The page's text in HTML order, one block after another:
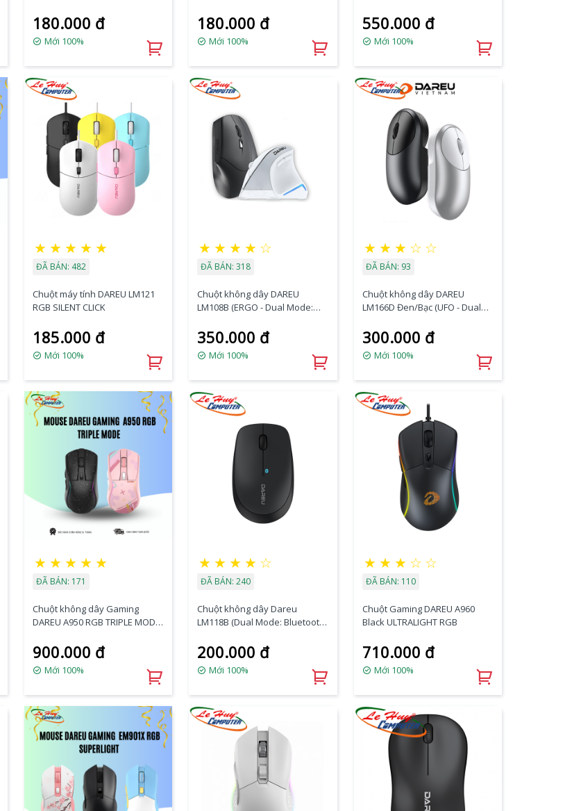
180.000 đ
Mới 100%
180.000 đ
Mới 100%
550.000 đ
Mới 100%
★ ★ ★ ★ ★
ĐÃ BÁN: 482
Chuột máy tính DAREU LM121
RGB SILENT CLICK
185.000 đ
Mới 100%
★ ★ ★ ★ ☆
ĐÃ BÁN: 318
Chuột không dây DAREU
LM108B (ERGO - Dual Mode:
350.000 đ
Mới 100%
★ ★ ★ ☆ ☆
ĐÃ BÁN: 93
Chuột không dây DAREU
LM166D Đen/Bạc (UFO - Dual
300.000 đ
Mới 100%
★ ★ ★ ★ ★
ĐÃ BÁN: 171
Chuột không dây Gaming
DAREU A950 RGB TRIPLE MODE
900.000 đ
Mới 100%
★ ★ ★ ★ ☆
ĐÃ BÁN: 240
Chuột không dây Dareu
LM118B (Dual Mode: Bluetooth
200.000 đ
Mới 100%
★ ★ ★ ☆ ☆
ĐÃ BÁN: 110
Chuột Gaming DAREU A960
Black ULTRALIGHT RGB
710.000 đ
Mới 100%